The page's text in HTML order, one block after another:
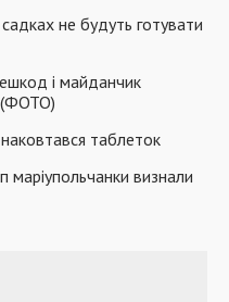
не будуть готувати
і майданчик
(ФОТО)
таблеток
визнали